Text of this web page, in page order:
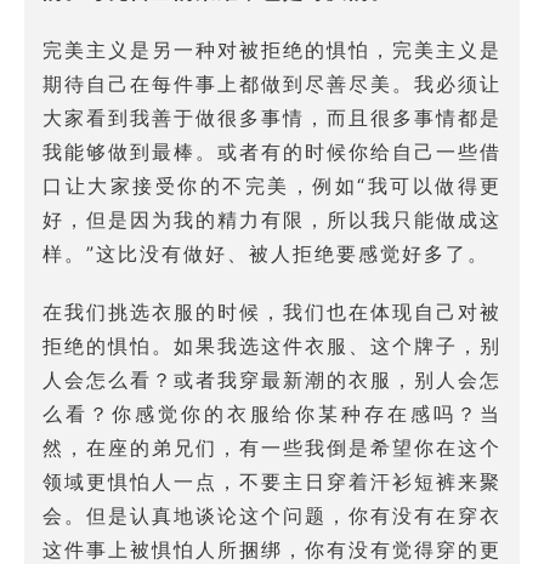
完美主义是另一种对被拒绝的惧怕，完美主义是
期待自己在每件事上都做到尽善尽美。我必须让
大家看到我善于做很多事情，而且很多事情都是
我能够做到最棒。或者有的时候你给自己一些借
口让大家接受你的不完美，例如“我可以做得更
好，但是因为我的精力有限，所以我只能做成这
样。”这比没有做好、被人拒绝要感觉好多了。
在我们挑选衣服的时候，我们也在体现自己对被
拒绝的惧怕。如果我选这件衣服、这个牌子，别
人会怎么看？或者我穿最新潮的衣服，别人会怎
么看？你感觉你的衣服给你某种存在感吗？当
然，在座的弟兄们，有一些我倒是希望你在这个
领域更惧怕人一点，不要主日穿着汗衫短裤来聚
会。但是认真地谈论这个问题，你有没有在穿衣
这件事上被惧怕人所捆绑，你有没有觉得穿的更